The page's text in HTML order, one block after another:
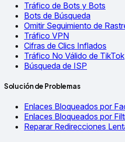
Tráfico de Bots y Bots
Bots de Búsqueda
Omitir Seguimiento de
Tráfico VPN
Cifras de Clics Inflados
Tráfico No Válido de TikTok
Búsqueda de ISP
Solución de Problemas
Enlaces Bloqueados por
Enlaces Bloqueados por
Reparar Redirecciones